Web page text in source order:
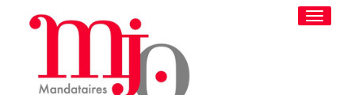
Toggle